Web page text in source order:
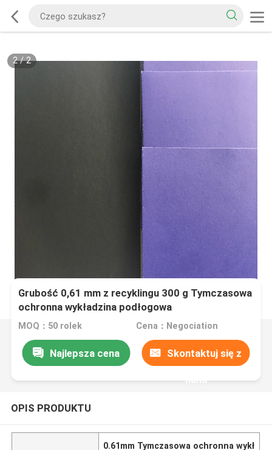
2/2
Grubość 0,61 mm z recyklingu 300 g Tymczasowa
ochronna wykładzina podłogowa
MOQ：50 rolek Cena：Negociation
Najlepsza cena Skontaktuj się z
nami
OPIS PRODUKTU
0.61mm Tymczasowa ochronna wykł